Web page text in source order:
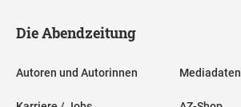
Die Abendzeitung
Autoren und Autorinnen Mediadaten